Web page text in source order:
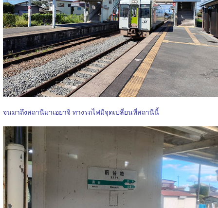
จนมาถึงสถานีมาเอยาจิ ทางรถไฟมีจุดเปลี่ยนที่สถานีนี้